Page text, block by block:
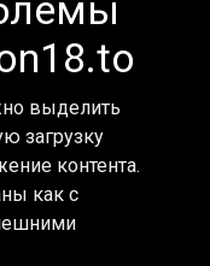
выделить
загрузку
контента.
как с